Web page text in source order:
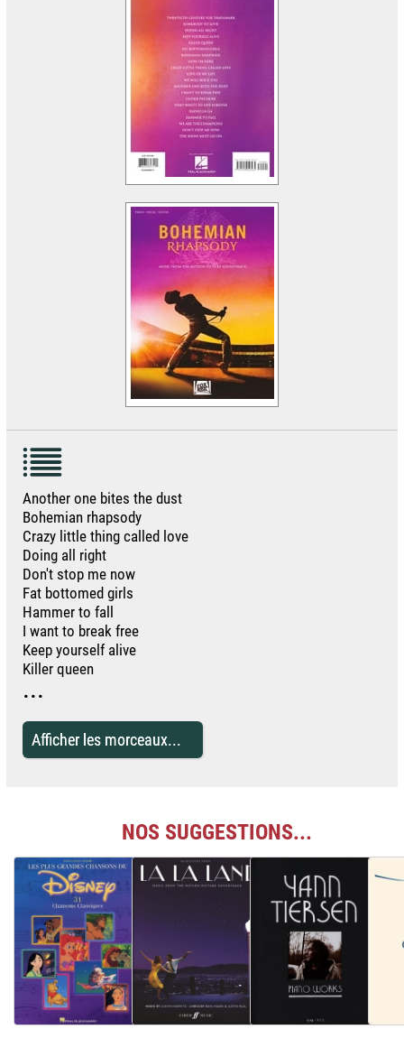
Another one bites the dust
Bohemian rhapsody
Crazy little thing called love
Doing all right
Don't stop me now
Fat bottomed girls
Hammer to fall
I want to break free
Keep yourself alive
Killer queen
...
Afficher les morceaux...
NOS SUGGESTIONS...